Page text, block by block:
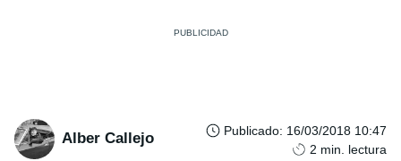
Alber Callejo Publicado: 16/03/2018 10:47
2 min. lectura